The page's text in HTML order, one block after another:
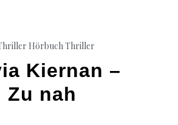
Hörbuch Thriller
Kiernan –
Zu nah